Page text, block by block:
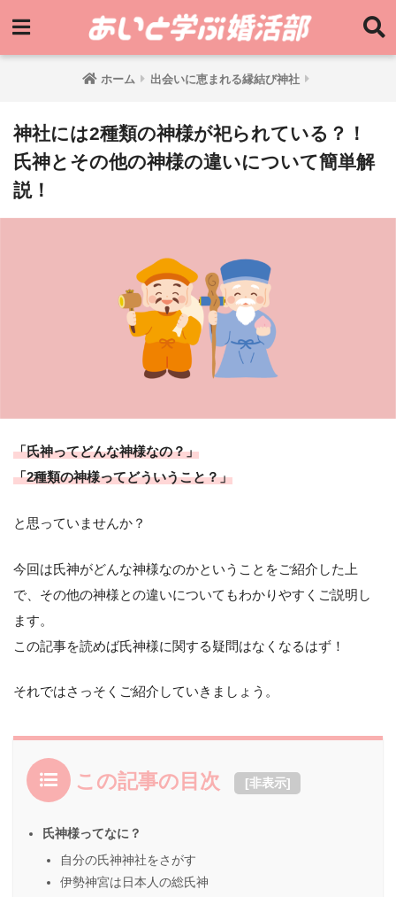
ホーム 出会いに恵まれる縁結び神社
神社には2種類の神様が祀られている？！
氏神とその他の神様の違いについて簡単解
説！
「氏神ってどんな神様なの？」
「2種類の神様ってどういうこと？」
と思っていませんか？
今回は氏神がどんな神様なのかということをご紹介した上
で、その他の神様との違いについてもわかりやすくご説明し
ます。
この記事を読めば氏神様に関する疑問はなくなるはず！
それではさっそくご紹介していきましょう。
この記事の目次 [非表示]
氏神様ってなに？
自分の氏神神社をさがす
伊勢神宮は日本人の総氏神